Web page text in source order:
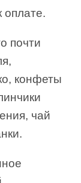
оплате.
почти
конфеты
чай